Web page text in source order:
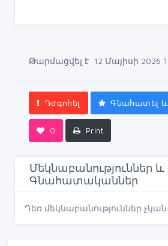
Թարմացվել է 12 Մայիսի 2026
Դժգոհել Գնահատել և
0 Print
Մեկնաբանություններ և
Գնահատականներ
Դեռ մեկնաբանություններ չկան։